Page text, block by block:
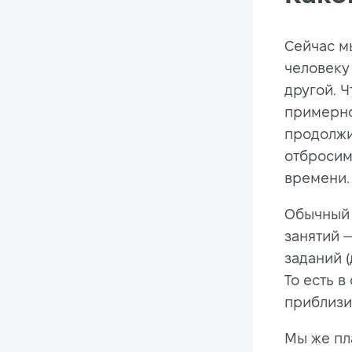
Сейчас
другой.
времени.
Обычный
занятий
заданий
То есть
Мы же